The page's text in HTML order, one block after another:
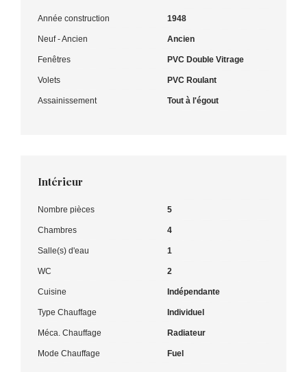
Année construction 1948
Neuf - Ancien Ancien
Fenêtres PVC Double Vitrage
Volets PVC Roulant
Assainissement Tout à l'égout
Intérieur
Nombre pièces 5
Chambres 4
Salle(s) d'eau 1
WC 2
Cuisine Indépendante
Type Chauffage Individuel
Méca. Chauffage Radiateur
Mode Chauffage Fuel